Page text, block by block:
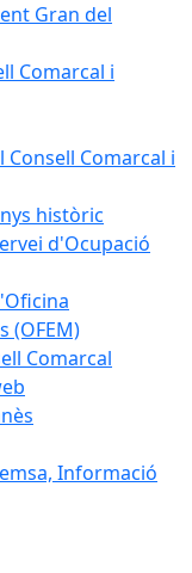
Gran del
Comarcal i
Consell Comarcal i
històric
d'Ocupació
(OFEM)
Comarcal
Informació